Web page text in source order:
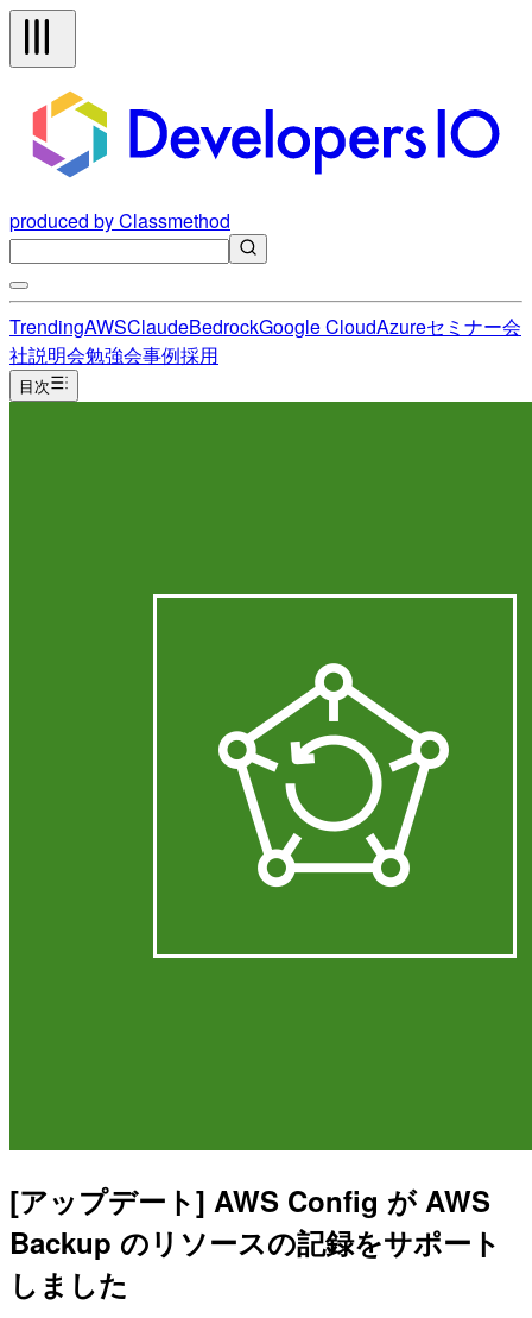
produced by Classmethod
TrendingAWSClaudeBedrockGoogle CloudAzureセミナー会
社説明会勉強会事例採用
目次
[アップデート] AWS Config が AWS
Backup のリソースの記録をサポート
しました